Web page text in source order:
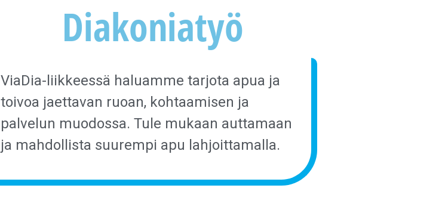
Diakoniatyö
ViaDia-liikkeessä haluamme tarjota apua ja
toivoa jaettavan ruoan, kohtaamisen ja
palvelun muodossa. Tule mukaan auttamaan
ja mahdollista suurempi apu lahjoittamalla.